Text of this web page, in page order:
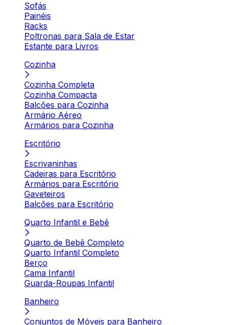
Sofás
Painéis
Racks
Poltronas para Sala de Estar
Estante para Livros
Cozinha
Cozinha Completa
Cozinha Compacta
Balcões para Cozinha
Armário Aéreo
Armários para Cozinha
Escritório
Escrivaninhas
Cadeiras para Escritório
Armários para Escritório
Gaveteiros
Balcões para Escritório
Quarto Infantil e Bebê
Quarto de Bebê Completo
Quarto Infantil Completo
Berço
Cama Infantil
Guarda-Roupas Infantil
Banheiro
Conjuntos de Móveis para Banheiro